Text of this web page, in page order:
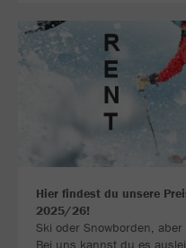
Hier findest du unsere
2025/26!
Ski oder Snowborden,
Bei uns kannst du es